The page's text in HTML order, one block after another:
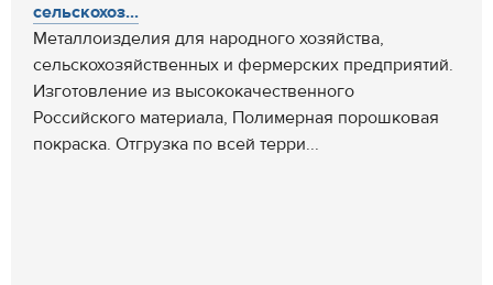
сельскохоз...
Металлоизделия для народного хозяйства,
сельскохозяйственных и фермерских предприятий.
Изготовление из высококачественного
Российского материала, Полимерная порошковая
покраска. Отгрузка по всей терри...